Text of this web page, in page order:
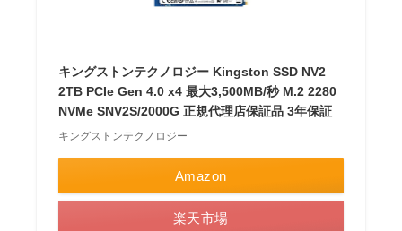
キングストンテクノロジー Kingston SSD NV2
2TB PCIe Gen 4.0 x4 最大3,500MB/秒 M.2 2280
NVMe SNV2S/2000G 正規代理店保証品 3年保証
キングストンテクノロジー
Amazon
楽天市場